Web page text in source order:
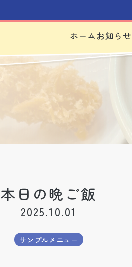
ホーム お知らせ
本日の晩ご飯
2025.10.01
サンプルメニュー